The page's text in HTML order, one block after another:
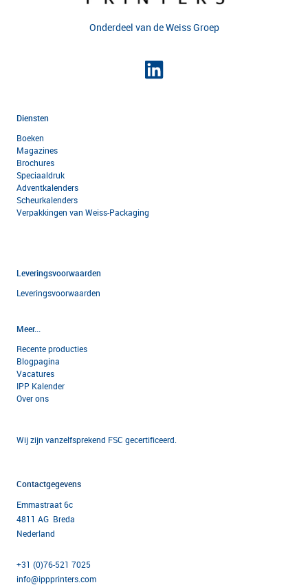
Onderdeel van deWeiss Groep
Diensten
Boeken
Magazines
Brochures
Speciaaldruk
Adventkalenders
Scheurkalenders
Verpakkingen van Weiss-Packaging
Leveringsvoorwaarden
Leveringsvoorwaarden
Meer...
Recente producties
Blogpagina
Vacatures
IPP Kalender
Over ons
Wij zijn vanzelfsprekend FSC gecertificeerd.
Contactgegevens
Emmastraat 6c
4811 AG Breda
Nederland
+31 (0)76-521 7025
info@ippprinters.com